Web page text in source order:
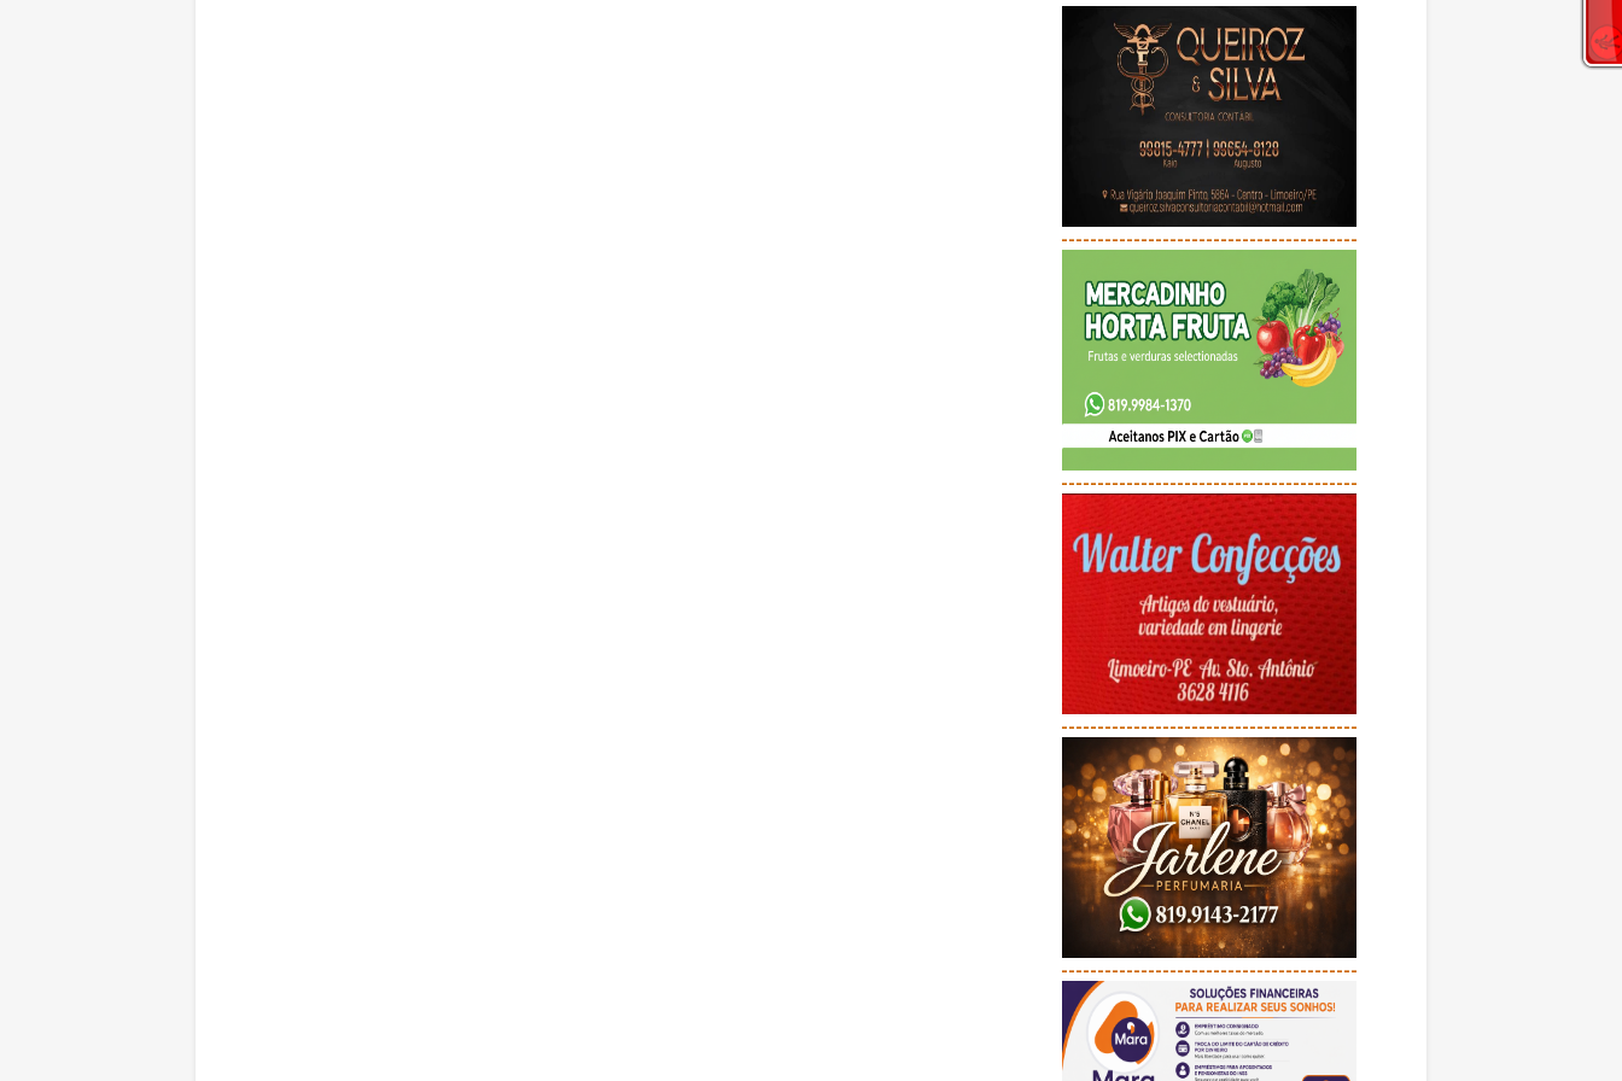
-----------------------------------------
-----------------------------------------
-----------------------------------------
-----------------------------------------